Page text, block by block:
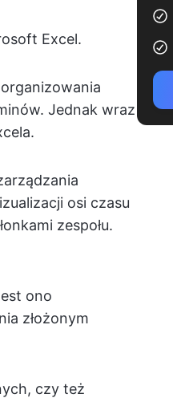
Excel.
Jednak wraz
osi czasu
zespołu.
ono
złożonym
czy też